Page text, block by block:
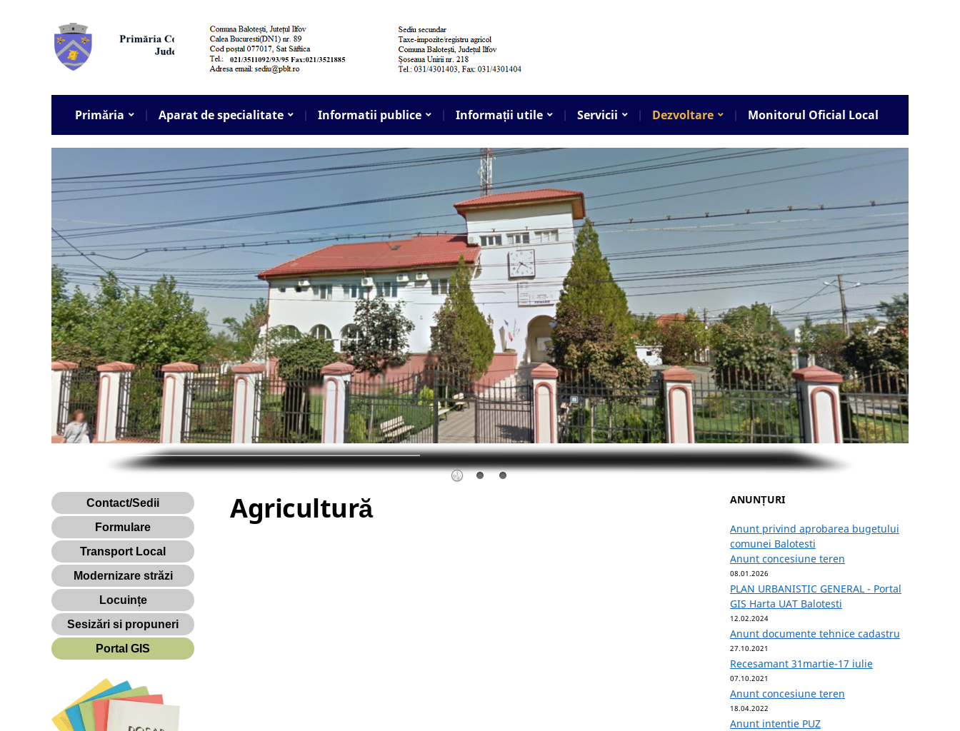
Primăria Aparat de specialitate Informatii publice Informații utile Servicii Dezvoltare Monitorul Oficial Local
Contact/Sedii
Formulare
Transport Local
Modernizare străzi
Locuințe
Sesizări si propuneri
Portal GIS
Agricultură ANUNȚURI
Anunt privind aprobarea bugetului
comunei Balotesti
Anunt concesiune teren
08.01.2026
PLAN URBANISTIC GENERAL - Portal
GIS Harta UAT Balotesti
12.02.2024
Anunt documente tehnice cadastru
27.10.2021
Recesamant 31martie-17 iulie
07.10.2021
Anunt concesiune teren
18.04.2022
Anunt intentie PUZ